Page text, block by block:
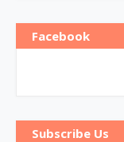
Facebook
Subscribe Us